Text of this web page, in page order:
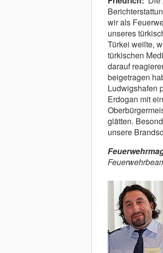
wir als
unseres
Türkei weilte,
türkischen
darauf
beigetragen
Ludwigshafen
Erdogan mit
glätten.
unsere